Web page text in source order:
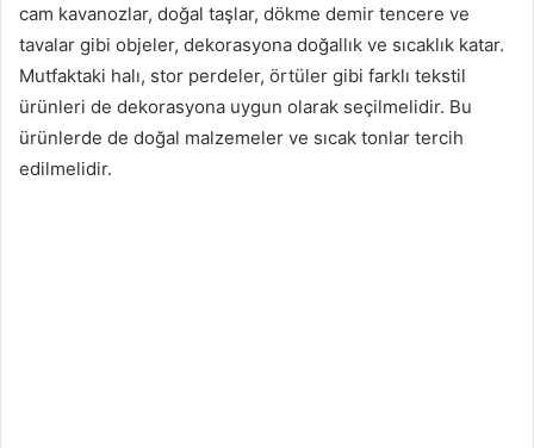
cam kavanozlar, doğal taşlar, dökme demir tencere ve
tavalar gibi objeler, dekorasyona doğallık ve sıcaklık katar.
Mutfaktaki halı, stor perdeler, örtüler gibi farklı tekstil
ürünleri de dekorasyona uygun olarak seçilmelidir. Bu
ürünlerde de doğal malzemeler ve sıcak tonlar tercih
edilmelidir.